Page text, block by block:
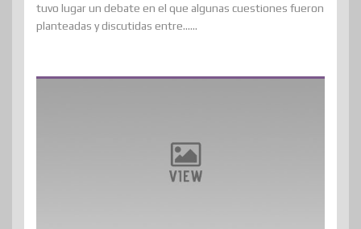
tuvo lugar un debate en el que algunas cuestiones fueron
planteadas y discutidas entre......